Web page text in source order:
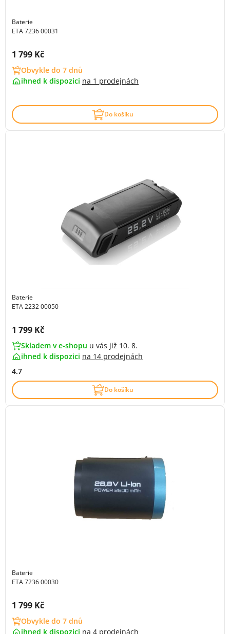
Baterie
ETA 7236 00031
Cena s DPH:
1 799 Kč
Obvykle do 7 dnů
ihned k dispozici na 1 prodejnách
Do košíku
Baterie
ETA 2232 00050
Cena s DPH:
1 799 Kč
Skladem v e-shopu u vás již 10. 8.
ihned k dispozici na 14 prodejnách
4.7
Do košíku
Baterie
ETA 7236 00030
Cena s DPH:
1 799 Kč
Obvykle do 7 dnů
ihned k dispozici na 4 prodejnách